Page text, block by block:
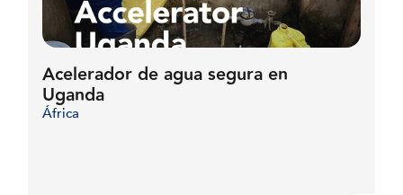
Acelerador de agua segura en
Uganda
África